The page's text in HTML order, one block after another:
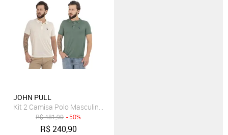
JOHN PULL
Kit 2 Camisa Polo Masculina Dia a Dia Conforto
R$481,90 - 50%
R$240,90